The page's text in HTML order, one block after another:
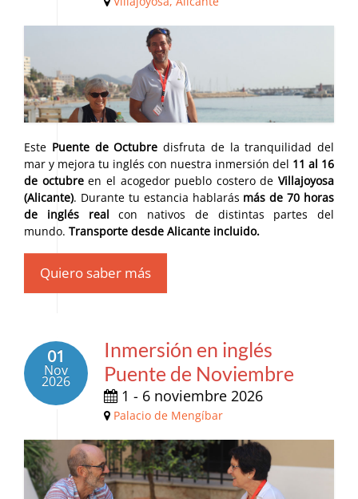
Este Puente de Octubre disfruta de la tranquilidad del
mar y mejora tu inglés con nuestra inmersión del 11 al 16
de octubreen el acogedor pueblo costero de Villajoyosa
(Alicante). Durante tu estancia hablarás más de 70 horas
de inglés real con nativos de distintas partes del
mundo. Transporte desde Alicante incluido.
Quiero saber más
01
Nov
2026
Inmersión en inglés
Puente de Noviembre
1 - 6 noviembre 2026
Palacio de Mengíbar